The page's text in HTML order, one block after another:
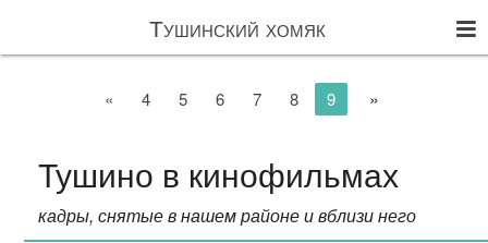
Тушинский хомяк
« 4 5 6 7 8 9 »
Тушино в кинофильмах
кадры, снятые в нашем районе и вблизи него